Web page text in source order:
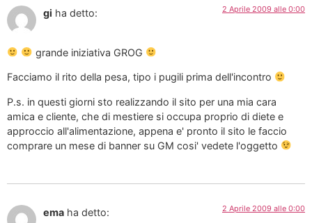
gi ha detto: 2 Aprile 2009 alle 0:00
grande iniziativa GROG
Facciamo il rito della pesa, tipo i pugili prima dell'incontro
P.s. in questi giorni sto realizzando il sito per una mia cara
amica e cliente, che di mestiere si occupa proprio di diete e
approccio all'alimentazione, appena e' pronto il sito le faccio
comprare un mese di banner su GM cosi' vedete l'oggetto
ema ha detto: 2 Aprile 2009 alle 0:00